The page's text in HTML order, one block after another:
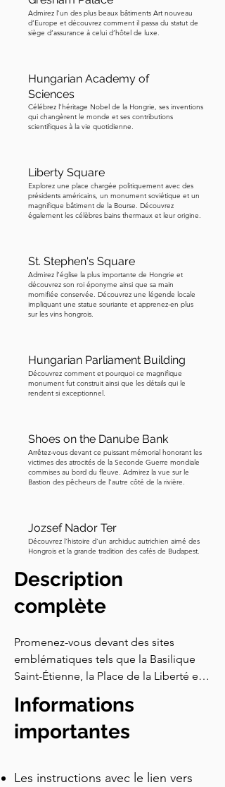
reconstruit en utilisant les plans
originaux. Il a subi une autre rénovation
majeure ces dernières années, donc
robuste, espérons-le pour un autre
siècle. Regardez ces immenses lions
en pierre qui gardent chaque extrémité
du pont. La légende dit qu'ils n'ont pas
jeté dans le Danube de honte. C'est
une histoire charmante, mais
totalement fausse. Les lions ont des
vraie histoire est que ces lions
symbolisent la force et le courage du
peuple hongrois. Vous pouvez marcher
jusqu'au centre du pont si vous
nous avancions. La prochaine étape est
de l'autre côté de l'espace vert au pied
du pont. Vous pouvez l'admirer depuis
Admirez l’un des plus beaux bâtiments Art nouveau
d’Europe et découvrez comment il passa du statut de
siège d’assurance à celui d’hôtel de luxe.
Hungarian Academy of
Sciences
Célébrez l’héritage Nobel de la Hongrie, ses inventions
qui changèrent le monde et ses contributions
scientifiques à la vie quotidienne.
Liberty Square
Explorez une place chargée politiquement avec des
présidents américains, un monument soviétique et un
magnifique bâtiment de la Bourse. Découvrez
également les célèbres bains thermaux et leur origine.
St. Stephen's Square
Admirez l’église la plus importante de Hongrie et
découvrez son roi éponyme ainsi que sa main
momifiée conservée. Découvrez une légende locale
impliquant une statue souriante et apprenez-en plus
sur les vins hongrois.
Hungarian Parliament Building
Découvrez comment et pourquoi ce magnifique
monument fut construit ainsi que les détails qui le
rendent si exceptionnel.
Shoes on the Danube Bank
Arrêtez-vous devant ce puissant mémorial honorant les
victimes des atrocités de la Seconde Guerre mondiale
commises au bord du fleuve. Admirez la vue sur le
Bastion des pêcheurs de l’autre côté de la rivière.
Jozsef Nador Ter
Découvrez l’histoire d’un archiduc autrichien aimé des
Hongrois et la grande tradition des cafés de Budapest.
Description
complète
Promenez-vous devant des sites
emblématiques tels que la Basilique
Saint-Étienne, la Place de la Liberté et
découvrant l'histoire riche de la
Hongrie. Profitez de vues
panoramiques sur le Château de Buda
l'autre côté du fleuve, découvrez des
Informations
importantes
Les instructions avec le lien vers